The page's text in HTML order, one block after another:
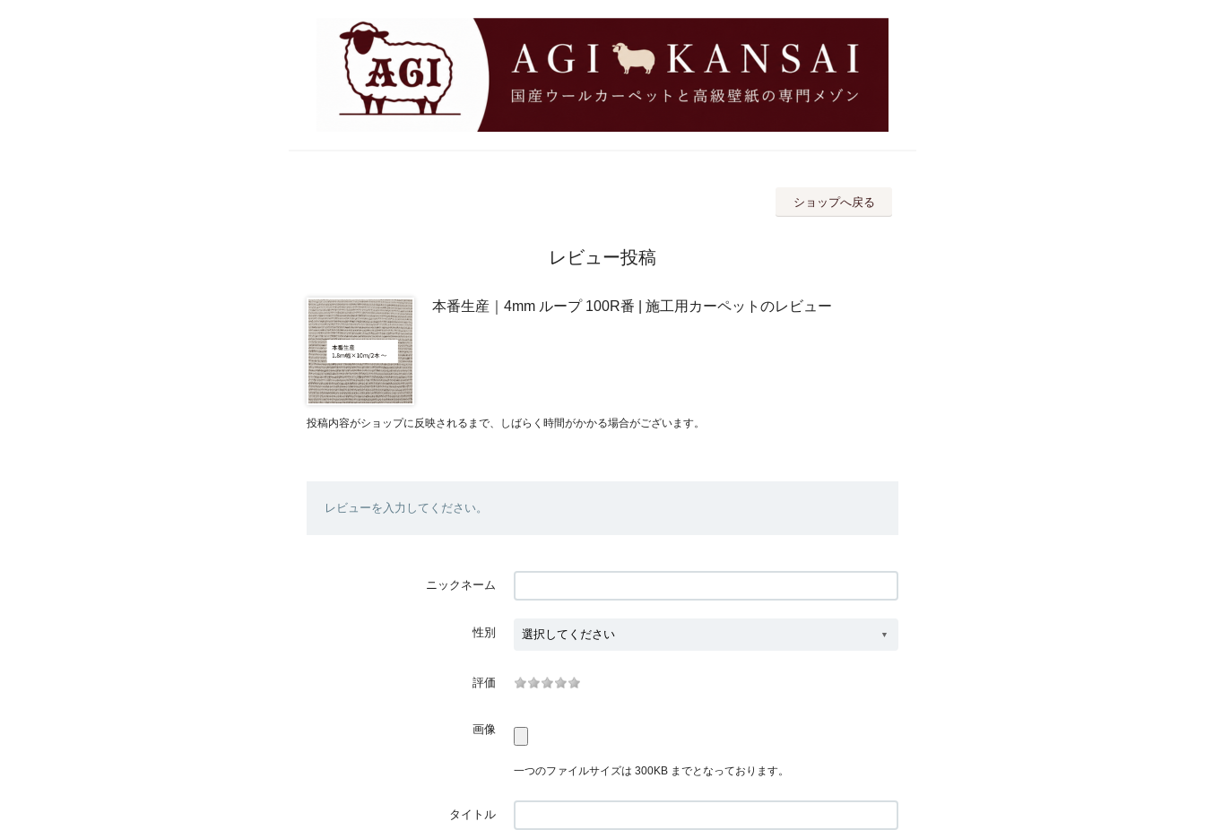
ショップへ戻る
レビュー投稿
本番生産｜4mm ループ 100R番 | 施工用カーペットのレビュー
投稿内容がショップに反映されるまで、しばらく時間がかかる場合がございます。
レビューを入力してください。
ニックネーム
性別
評価
画像
一つのファイルサイズは 300KB までとなっております。
タイトル